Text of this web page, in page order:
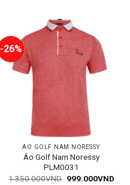
-26%
ÁO GOLF NAM NORESSY
Áo Golf Nam Noressy
PLM0031
1.350.000VND Giá
999.000VNDGiá